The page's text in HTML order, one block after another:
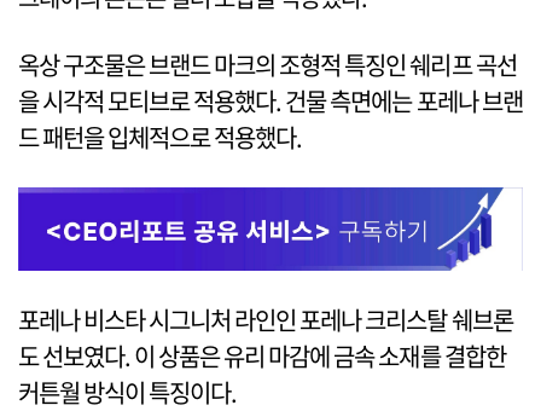
옥상 구조물은 브랜드 마크의 조형적 특징인 쉐리프 곡선
을 시각적 모티브로 적용했다. 건물 측면에는 포레나 브랜
드 패턴을 입체적으로 적용했다.
포레나 비스타 시그니처 라인인 포레나 크리스탈 쉐브론
도 선보였다. 이 상품은 유리 마감에 금속 소재를 결합한
커튼월 방식이 특징이다.